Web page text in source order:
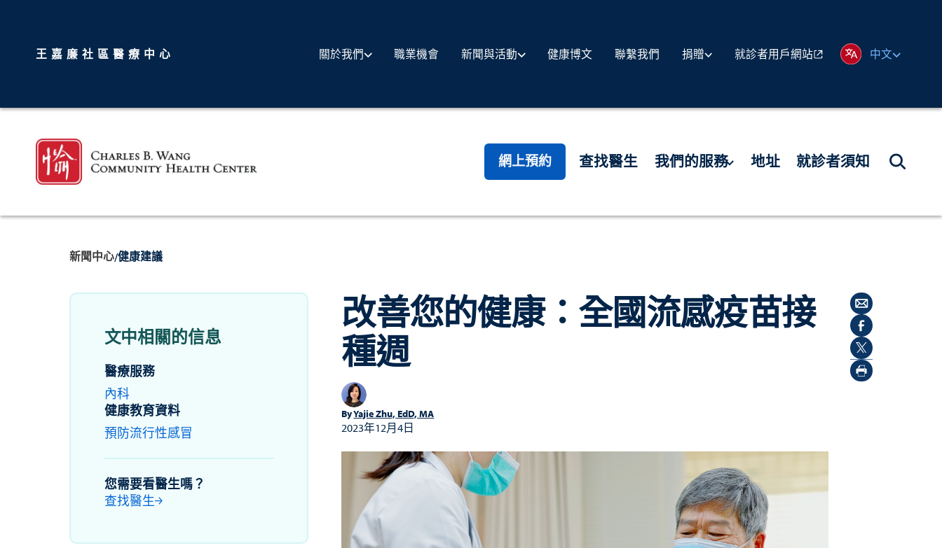
王嘉廉社區醫療中心 關於我們 職業機會 新聞與活動 健康博文 聯繫我們 捐贈 就診者用戶網站 中文
網上預約 查找醫生 我們的服務 地址 就診者須知
新聞中心/健康建議
文中相關的信息
醫療服務
內科
健康教育資料
預防流行性感冒
您需要看醫生嗎？
查找醫生
改善您的健康：全國流感疫苗接
種週
ByYajie Zhu, EdD, MA
2023年12月4日